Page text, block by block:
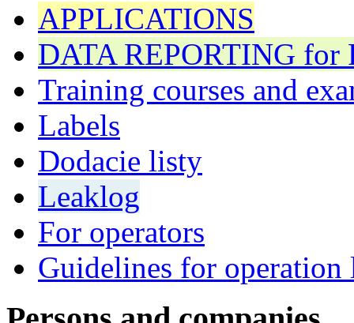
APPLICATIONS
DATA REPORTING for
Training courses and
Labels
Dodacie listy
Leaklog
For operators
Guidelines for operation